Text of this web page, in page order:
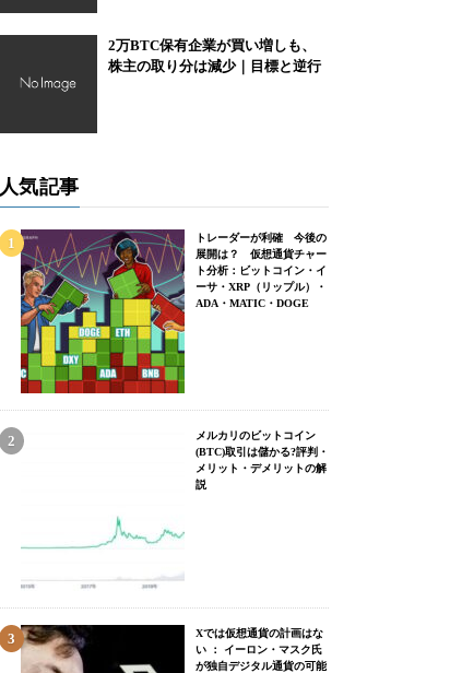
2万BTC保有企業が買い増しも、
株主の取り分は減少｜目標と逆行
人気記事
トレーダーが利確 今後の
展開は？ 仮想通貨チャー
ト分析：ビットコイン・イ
ーサ・XRP（リップル）・
ADA・MATIC・DOGE
メルカリのビットコイン
(BTC)取引は儲かる?評判・
メリット・デメリットの解
説
Xでは仮想通貨の計画はな
い ： イーロン・マスク氏
が独自デジタル通貨の可能